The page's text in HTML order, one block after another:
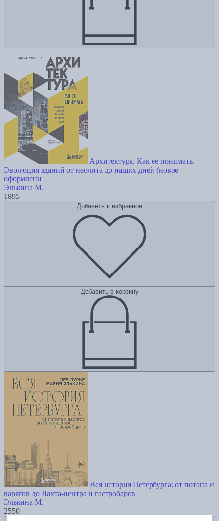
Архитектура. Как ее понимать.
Эволюция зданий от неолита до наших дней (новое
оформлени
Элькина М.
1895
Добавить в избранное
Добавить в корзину
Вся история Петербурга: от потопа и
варягов до Лахта-центра и гастробаров
Элькина М.
2550